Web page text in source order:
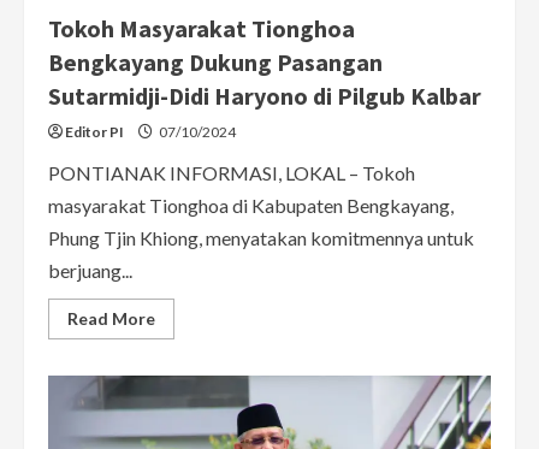
Tokoh Masyarakat Tionghoa
Bengkayang Dukung Pasangan
Sutarmidji-Didi Haryono di Pilgub Kalbar
Editor PI 07/10/2024
PONTIANAK INFORMASI, LOKAL – Tokoh
masyarakat Tionghoa di Kabupaten Bengkayang,
Phung Tjin Khiong, menyatakan komitmennya untuk
berjuang...
Read MoreRead
more
Tionghoa
Bengkayang
Dukung